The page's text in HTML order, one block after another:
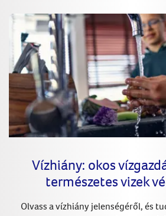
Vízhiány: okos
természetes vizek
Olvass a vízhiány jelenségéről, és